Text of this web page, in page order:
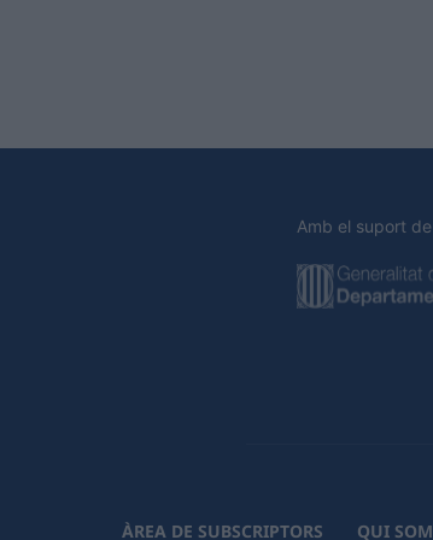
Amb el suport de
ÀREA DE SUBSCRIPTORS QUI SOM